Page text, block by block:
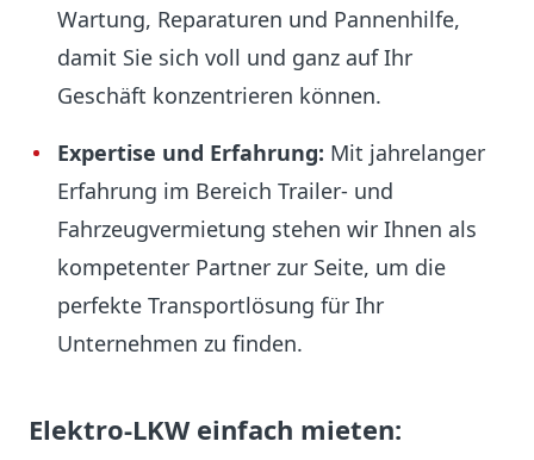
Wartung, Reparaturen und Pannenhilfe,
damit Sie sich voll und ganz auf Ihr
Geschäft konzentrieren können.
Expertise und Erfahrung: Mit jahrelanger
Erfahrung im Bereich Trailer- und
Fahrzeugvermietung stehen wir Ihnen als
kompetenter Partner zur Seite, um die
perfekte Transportlösung für Ihr
Unternehmen zu finden.
Elektro-LKW einfach mieten: